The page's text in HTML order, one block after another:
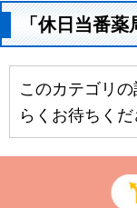
「休日当番
このカテゴリ
らくお待ちくだ